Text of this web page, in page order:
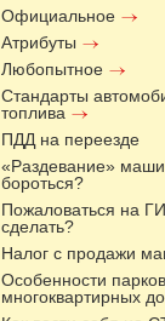
Официальное
Атрибуты
Любопытное
Стандарты
топлива
ПДД на переезде
«Раздевание»
бороться?
Пожаловаться на
сделать?
Налог с продажи
Особенности
многоквартирных